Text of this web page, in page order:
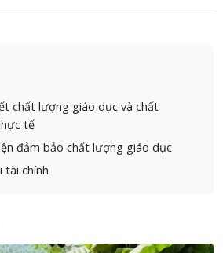
chất lượng giáo dục và chất
tế
đảm bảo chất lượng giáo dục
tài chính